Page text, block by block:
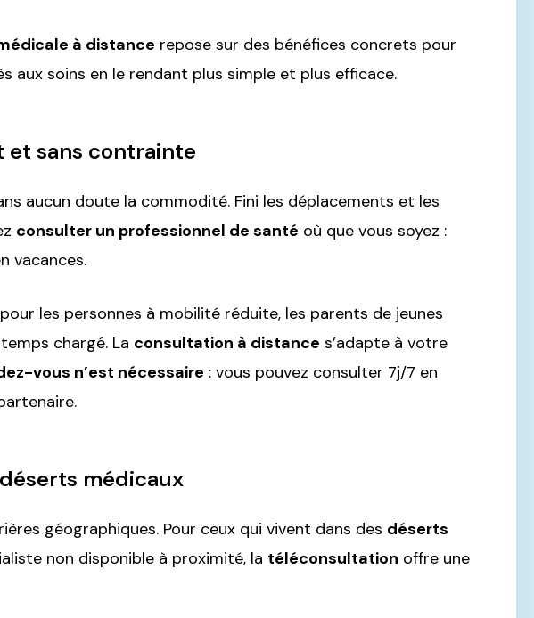
à distance repose sur des bénéfices concrets pour
aux soins en le rendant plus simple et plus efficace.
sans contrainte
aucun doute la commodité. Fini les déplacements et les
consulter un professionnel de santé où que vous soyez :
vacances.
les personnes à mobilité réduite, les parents de jeunes
chargé. La consultation à distance s’adapte à votre
vous n’est nécessaire : vous pouvez consulter 7j/7 en
médicaux
géographiques. Pour ceux qui vivent dans des déserts
non disponible à proximité, la téléconsultation offre une